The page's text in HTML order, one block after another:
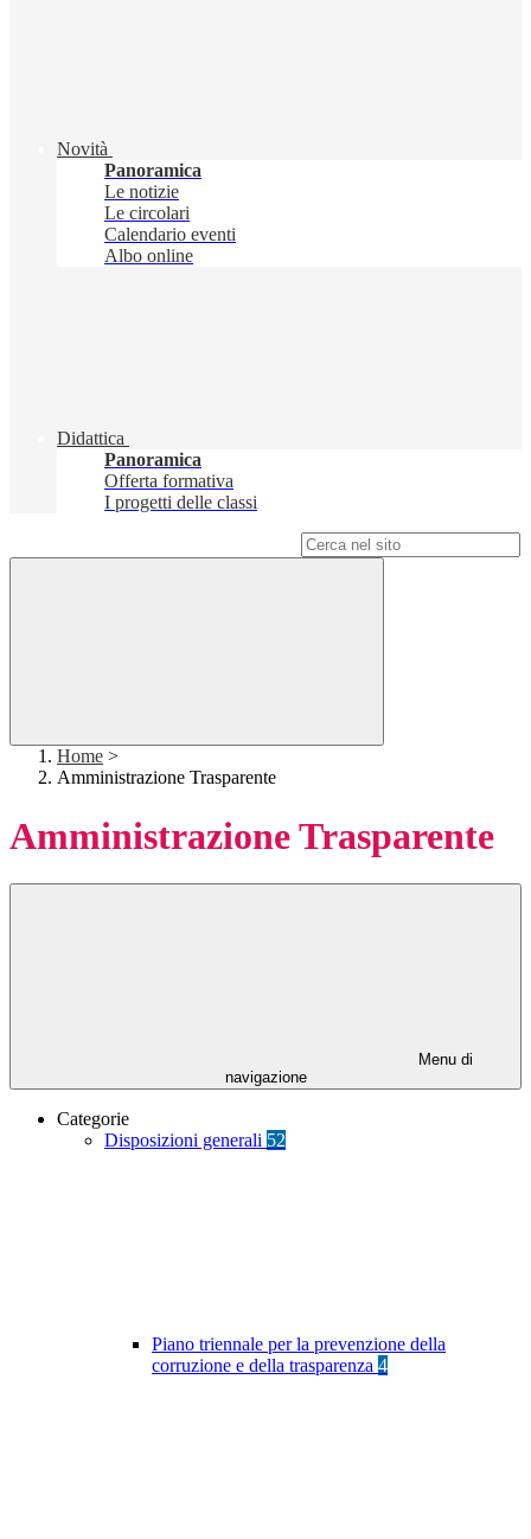
Novità
Panoramica
Le notizie
Le circolari
Calendario eventi
Albo online
Didattica
Panoramica
Offerta formativa
I progetti delle classi
Home >
Amministrazione Trasparente
Amministrazione Trasparente
Menu di
navigazione
Categorie
Disposizioni generali 52
Piano triennale per la prevenzione della
corruzione e della trasparenza 4